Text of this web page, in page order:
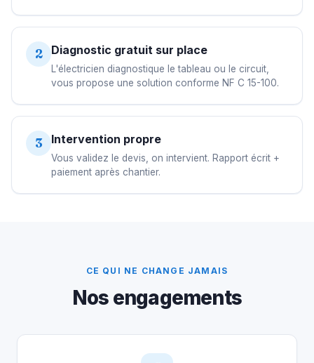
2 Diagnostic gratuit sur place
L'électricien diagnostique le tableau ou le circuit,
vous propose une solution conforme NF C 15-100.
3 Intervention propre
Vous validez le devis, on intervient. Rapport écrit +
paiement après chantier.
CE QUI NE CHANGE JAMAIS
Nos engagements